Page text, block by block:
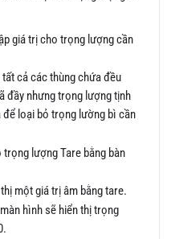
giá trị cho trọng lượng cần
cả các thùng chứa đều
đầy nhưng trọng lượng tịnh
để loại bỏ trọng lường bì cần
lượng Tare bằng bàn
một giá trị âm bằng tare.
hình sẽ hiển thị trọng